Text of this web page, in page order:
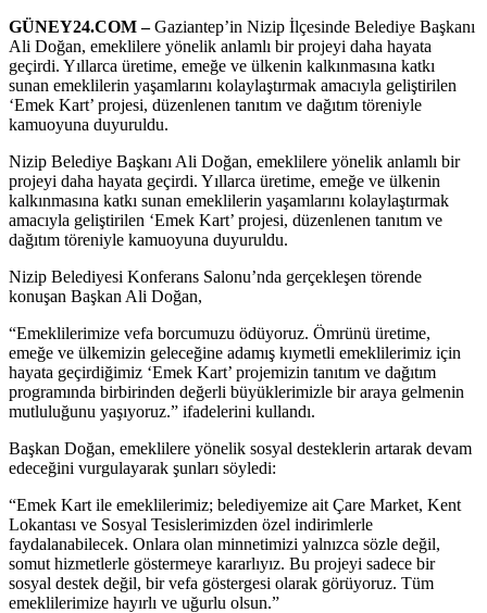
GÜNEY24.COM –Gaziantep’in Nizip İlçesinde Belediye Başkanı
Ali Doğan, emeklilere yönelik anlamlı bir projeyi daha hayata
geçirdi. Yıllarca üretime, emeğe ve ülkenin kalkınmasına katkı
sunan emeklilerin yaşamlarını kolaylaştırmak amacıyla geliştirilen
‘Emek Kart’ projesi, düzenlenen tanıtım ve dağıtım töreniyle
kamuoyuna duyuruldu.
Nizip Belediye Başkanı Ali Doğan, emeklilere yönelik anlamlı bir
projeyi daha hayata geçirdi. Yıllarca üretime, emeğe ve ülkenin
kalkınmasına katkı sunan emeklilerin yaşamlarını kolaylaştırmak
amacıyla geliştirilen ‘Emek Kart’ projesi, düzenlenen tanıtım ve
dağıtım töreniyle kamuoyuna duyuruldu.
Nizip Belediyesi Konferans Salonu’nda gerçekleşen törende
konuşan Başkan Ali Doğan,
“Emeklilerimize vefa borcumuzu ödüyoruz. Ömrünü üretime,
emeğe ve ülkemizin geleceğine adamış kıymetli emeklilerimiz için
hayata geçirdiğimiz ‘Emek Kart’ projemizin tanıtım ve dağıtım
programında birbirinden değerli büyüklerimizle bir araya gelmenin
mutluluğunu yaşıyoruz.” ifadelerini kullandı.
Başkan Doğan, emeklilere yönelik sosyal desteklerin artarak devam
edeceğini vurgulayarak şunları söyledi:
“Emek Kart ile emeklilerimiz; belediyemize ait Çare Market, Kent
Lokantası ve Sosyal Tesislerimizden özel indirimlerle
faydalanabilecek. Onlara olan minnetimizi yalnızca sözle değil,
somut hizmetlerle göstermeye kararlıyız. Bu projeyi sadece bir
sosyal destek değil, bir vefa göstergesi olarak görüyoruz. Tüm
emeklilerimize hayırlı ve uğurlu olsun.”